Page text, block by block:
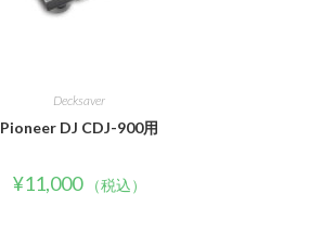
Decksaver
Pioneer DJ CDJ-900用
¥11,000 （税込）